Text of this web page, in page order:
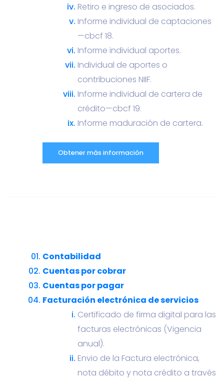
Retiro e ingreso de asociados.
Informe individual de captaciones
—cbcf 18.
Informe individual aportes.
Individual de aportes o
contribuciones NIIF.
Informe individual de cartera de
crédito—cbcf 19.
Informe maduración de cartera.
Obtener más información
Contabilidad
Cuentas por cobrar
Cuentas por pagar
Facturación electrónica de servicios
Certificado de firma digital para las
facturas electrónicas (Vigencia
anual).
Envio de la Factura electrónica,
nota débito y nota crédito a través